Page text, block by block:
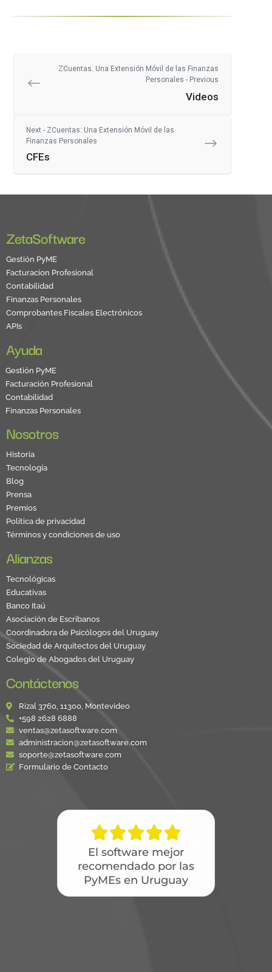
ZCuentas: Una Extensión Móvil de las Finanzas
Personales - Previous
Videos
Next - ZCuentas: Una Extensión Móvil de las
Finanzas Personales
CFEs
ZetaSoftware
Gestión PyME
Facturacion Profesional
Contabilidad
Finanzas Personales
Comprobantes Fiscales Electrónicos
APIs
Ayuda
Gestión PyME
Facturación Profesional
Contabilidad
Finanzas Personales
Nosotros
Historia
Tecnología
Blog
Prensa
Premios
Política de privacidad
Términos y condiciones de uso
Alianzas
Tecnológicas
Educativas
Banco Itaú
Asociación de Escribanos
Coordinadora de Psicólogos del Uruguay
Sociedad de Arquitectos del Uruguay
Colegio de Abogados del Uruguay
Contáctenos
Rizal 3760, 11300, Montevideo
+598 2628 6888
ventas@zetasoftware.com
administracion@zetasoftware.com
soporte@zetasoftware.com
Formulario de Contacto

El software mejor
recomendado por las
PyMEs en Uruguay